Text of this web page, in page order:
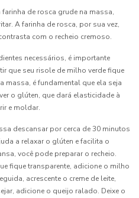
de rosca grude na massa,
A farinha de rosca, por sua vez,
com o recheio cremoso.
necessários, é importante
que seu risole de milho verde fique
massa, é fundamental que ela seja
o glúten, que dará elasticidade à
e moldar.
descansar por cerca de 30 minutos
a relaxar o glúten e facilita o
você pode preparar o recheio.
fique transparente, adicione o milho
acrescente o creme de leite,
adicione o queijo ralado. Deixe o